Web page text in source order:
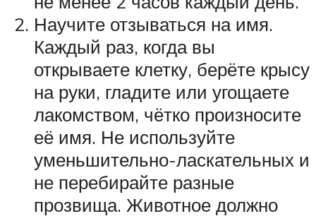
Научите отзываться на имя.
Каждый раз, когда вы
открываете клетку, берёте крысу
на руки, гладите или угощаете
лакомством, чётко произносите
её имя. Не используйте
уменьшительно-ласкательных и
не перебирайте разные
прозвища. Животное должно